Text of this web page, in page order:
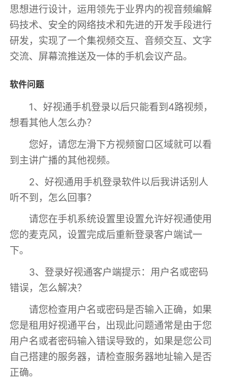
思想进行设计，运用领先于业界内的视音频编解
码技术、安全的网络技术和先进的开发手段进行
研发，实现了一个集视频交互、音频交互、文字
交流、屏幕流推送及一体的手机会议产品。
软件问题
1、好视通手机登录以后只能看到4路视频，
想看其他人怎么办？
您好，请您左滑下方视频窗口区域就可以看
到主讲广播的其他视频。
2、好视通用手机登录软件以后我讲话别人
听不到，怎么回事？
请您在手机系统设置里设置允许好视通使用
您的麦克风，设置完成后重新登录客户端试一
下。
3、登录好视通客户端提示：用户名或密码
错误，怎么解决？
请您检查用户名或密码是否输入正确，如果
您是租用好视通平台，出现此问题通常是由于您
用户名或者密码输入错误导致的，如果是您公司
自己搭建的服务器，请检查服务器地址输入是否
正确。